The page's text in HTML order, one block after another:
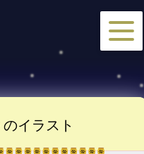
のイラスト